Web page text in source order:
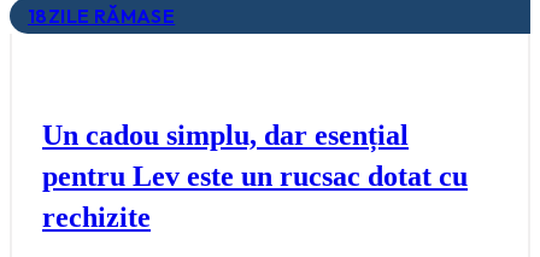
18ZILE RĂMASE
Un cadou simplu, dar esențial
pentru Lev este un rucsac dotat cu
rechizite